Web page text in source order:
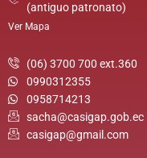
(antiguo patronato)
Ver Mapa
(06) 3700 700 ext.360
0990312355
0958714213
sacha@casigap.gob.ec
casigap@gmail.com